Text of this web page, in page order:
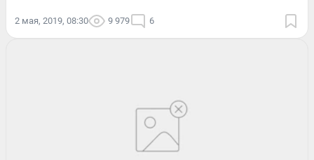
2 мая, 2019, 08:30 9 979 6